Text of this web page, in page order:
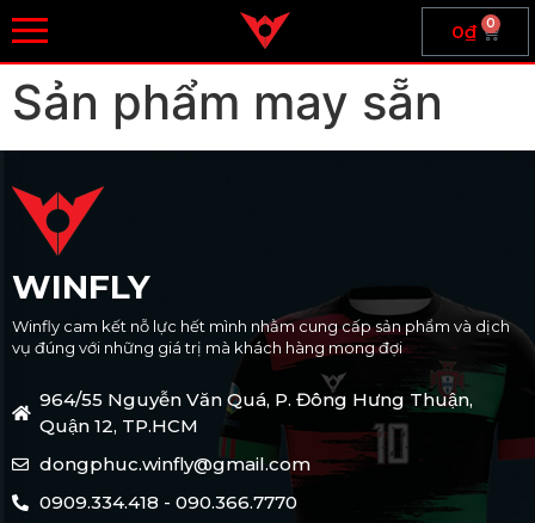
0₫ 0
Sản phẩm may sẵn
WINFLY
Winfly cam kết nỗ lực hết mình nhằm cung cấp sản phẩm và dịch
vụ đúng với những giá trị mà khách hàng mong đợi
964/55 Nguyễn Văn Quá, P. Đông Hưng Thuận,
Quận 12, TP.HCM
dongphuc.winfly@gmail.com
0909.334.418 - 090.366.7770